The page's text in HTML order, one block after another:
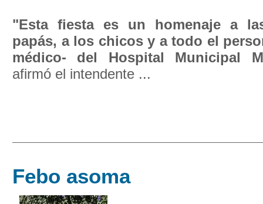
"Esta fiesta es un homenaje a
papás, a los chicos y a todo el
médico- del Hospital Municipal
afirmó el intendente ...
Febo asoma